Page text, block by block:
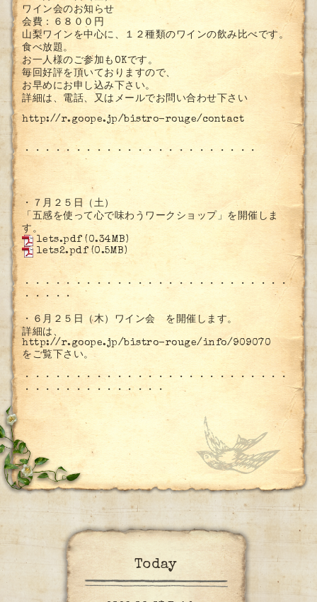
ワイン会のお知らせ
会費：６８００円
山梨ワインを中心に、１２種類のワインの飲み比べです。
食べ放題。
お一人様のご参加もOKです。
毎回好評を頂いておりますので、
お早めにお申し込み下さい。
詳細は、電話、又はメールでお問い合わせ下さい
http://r.goope.jp/bistro-rouge/contact
・・・・・・・・・・・・・・・・・・・・・・・
・７月２５日（土）
「五感を使って心で味わうワークショップ」を開催しま
す。
lets.pdf (0.34MB)
lets2.pdf (0.5MB)
・・・・・・・・・・・・・・・・・・・・・・・・・・
・・・・・
・６月２５日（木）ワイン会 を開催します。
詳細は、
http://r.goope.jp/bistro-rouge/info/909070
をご覧下さい。
・・・・・・・・・・・・・・・・・・・・・・・・・・
・・・・・・・・・・・・・・
Today